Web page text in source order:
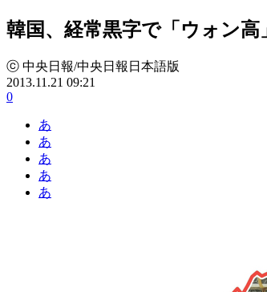
韓国、経常黒字で「ウォン高
ⓒ 中央日報/中央日報日本語版
2013.11.21 09:21
0
あ
あ
あ
あ
あ